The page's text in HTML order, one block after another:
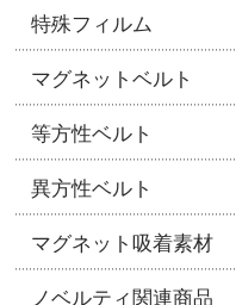
特殊フィルム
マグネットベルト
等方性ベルト
異方性ベルト
マグネット吸着素材
ノベルティ関連商品